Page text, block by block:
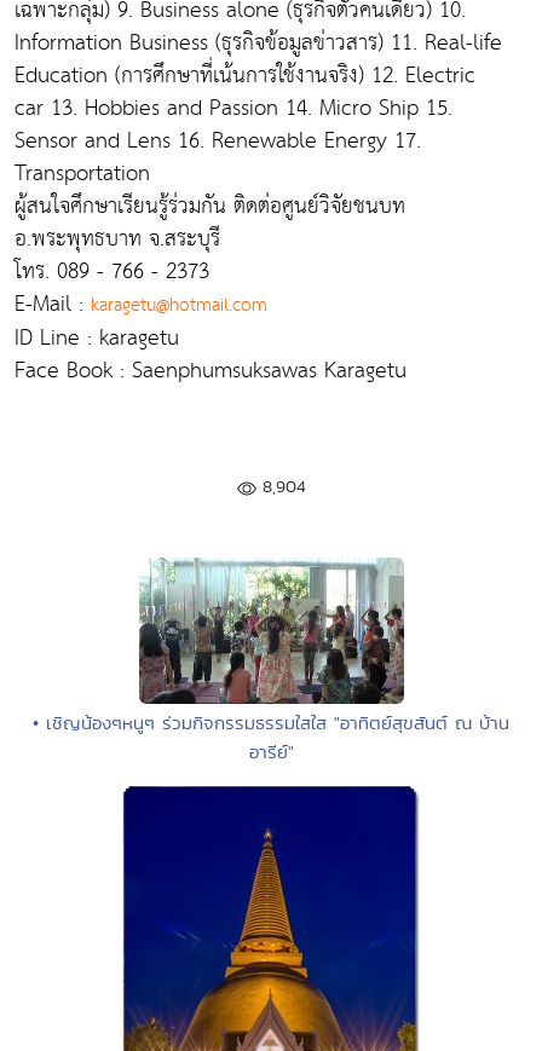
เฉพาะกลุ่ม) 9. Business alone (ธุรกิจตัวคนเดียว) 10.
Information Business (ธุรกิจข้อมูลข่าวสาร) 11. Real-life
Education (การศึกษาที่เน้นการใช้งานจริง) 12. Electric
car 13. Hobbies and Passion 14. Micro Ship 15.
Sensor and Lens 16. Renewable Energy 17.
Transportation
ผู้สนใจศึกษาเรียนรู้ร่วมกัน ติดต่อศูนย์วิจัยชนบท
อ.พระพุทธบาท จ.สระบุรี
โทร. 089 - 766 - 2373
E-Mail : karagetu@hotmail.com
ID Line : karagetu
Face Book : Saenphumsuksawas Karagetu
8,904
• เชิญน้องๆหนูๆ ร่วมกิจกรรมธรรมใสใส "อาทิตย์สุขสันต์ ณ บ้าน
อารีย์"